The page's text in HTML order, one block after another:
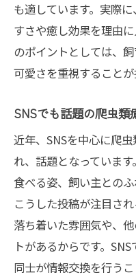
も適しています。実際
すさや癒し効果を理由
のポイントとしては、
可愛さを重視することが
SNSでも話題の爬虫類
近年、SNSを中心に爬
れ、話題となっていま
食べる姿、飼い主とのふ
こうした投稿が注目さ
落ち着いた雰囲気や、
トがあるからです。
同士が情報交換を行う